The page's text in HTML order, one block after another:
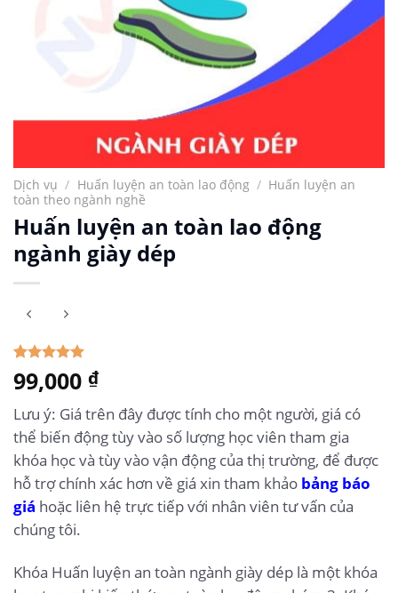
Dịch vụ / Huấn luyện an toàn lao động / Huấn luyện an
toàn theo ngành nghề
Huấn luyện an toàn lao động
ngành giày dép
5.00 trên 5
dựa trên
10
99,000 ₫
Lưu ý: Giá trên đây được tính cho một người, giá có
thể biến động tùy vào số lượng học viên tham gia
khóa học và tùy vào vận động của thị trường, để được
hỗ trợ chính xác hơn về giá xin tham khảo bảng báo
giá hoặc liên hệ trực tiếp với nhân viên tư vấn của
chúng tôi.
Khóa Huấn luyện an toàn ngành giày dép là một khóa